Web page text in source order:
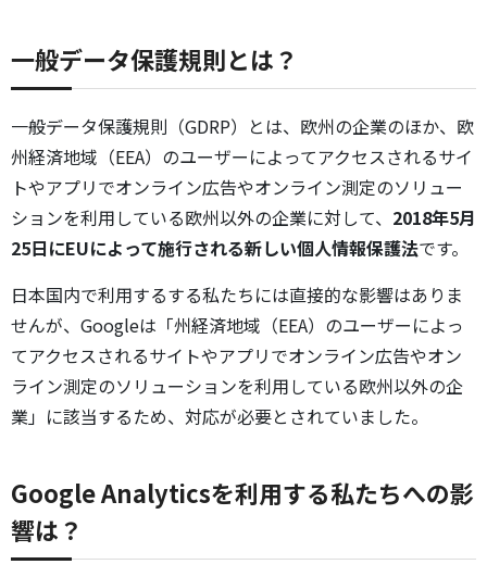
一般データ保護規則とは？
一般データ保護規則（GDRP）とは、欧州の企業のほか、欧
州経済地域（EEA）のユーザーによってアクセスされるサイ
トやアプリでオンライン広告やオンライン測定のソリュー
ションを利用している欧州以外の企業に対して、 2018年5月
25日にEUによって施行される新しい個人情報保護法です。
日本国内で利用するする私たちには直接的な影響はありま
せんが、Googleは「州経済地域（EEA）のユーザーによっ
てアクセスされるサイトやアプリでオンライン広告やオン
ライン測定のソリューションを利用している欧州以外の企
業」に該当するため、対応が必要とされていました。
Google Analyticsを利用する私たちへの影
響は？